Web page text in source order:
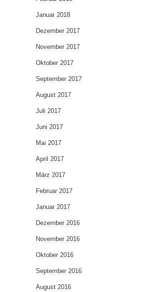
Januar 2018
Dezember 2017
November 2017
Oktober 2017
September 2017
August 2017
Juli 2017
Juni 2017
Mai 2017
April 2017
März 2017
Februar 2017
Januar 2017
Dezember 2016
November 2016
Oktober 2016
September 2016
August 2016